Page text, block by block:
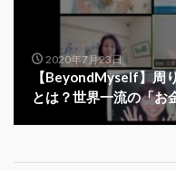
2020年7月23日
【BeyondMyself】周
とは？世界一流の「お